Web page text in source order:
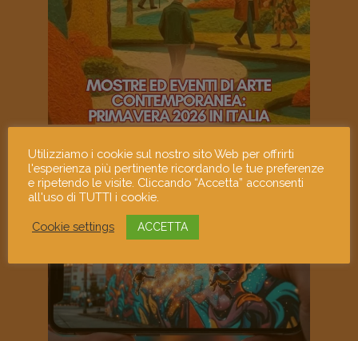
Utilizziamo i cookie sul nostro sito Web per offrirti
l'esperienza più pertinente ricordando le tue preferenze
e ripetendo le visite. Cliccando “Accetta” acconsenti
all'uso di TUTTI i cookie.
Cookie settings ACCETTA